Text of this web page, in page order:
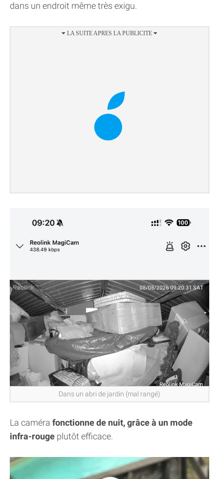
dans un endroit même très exigu.
Dans un abri de jardin (mal rangé)
La caméra fonctionne de nuit, grâce à un mode
infra-rouge plutôt efficace.